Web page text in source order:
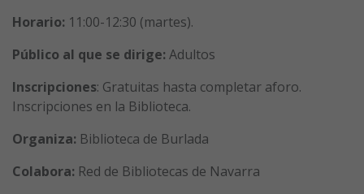
Horario: 11:00-12:30 (martes).
Público al que se dirige: Adultos
Inscripciones: Gratuitas hasta completar aforo.
Inscripciones en la Biblioteca.
Organiza: Biblioteca de Burlada
Colabora: Red de Bibliotecas de Navarra